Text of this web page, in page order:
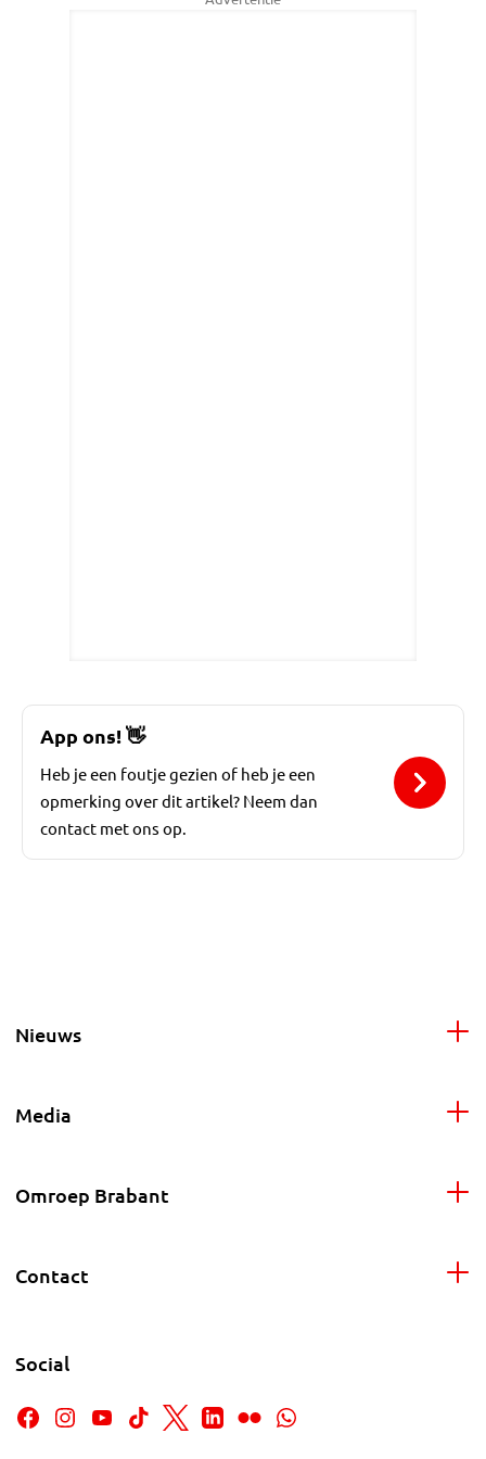
App ons!👋
Heb je een foutje gezien of heb je een
opmerking over dit artikel? Neem dan
contact met ons op.
Nieuws
Media
Omroep Brabant
Contact
Social